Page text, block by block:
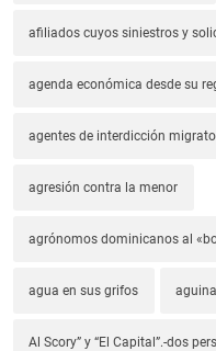
afiliados cuyos siniestros y
agenda económica desde su
agentes de interdicción
agresión contra la menor
agrónomos dominicanos al
agua en sus grifos
Al Scory” y “El Capital”.-dos